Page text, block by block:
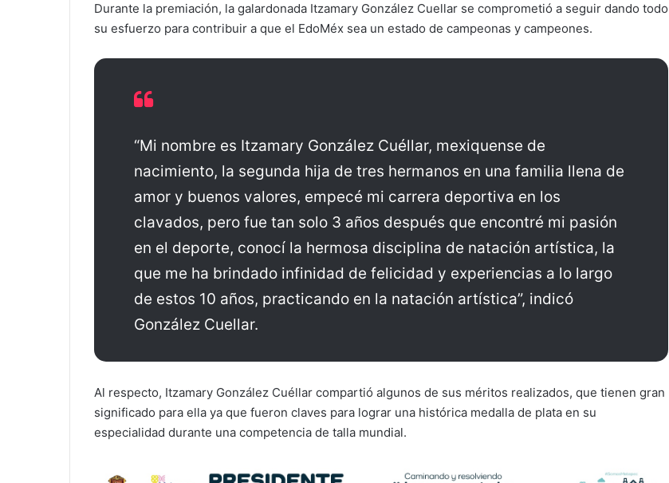
Durante la premiación, la galardonada Itzamary González Cuellar se comprometió a seguir dando todo
su esfuerzo para contribuir a que el EdoMéx sea un estado de campeonas y campeones.
“Mi nombre es Itzamary González Cuéllar, mexiquense de
nacimiento, la segunda hija de tres hermanos en una familia llena de
amor y buenos valores, empecé mi carrera deportiva en los
clavados, pero fue tan solo 3 años después que encontré mi pasión
en el deporte, conocí la hermosa disciplina de natación artística, la
que me ha brindado infinidad de felicidad y experiencias a lo largo
de estos 10 años, practicando en la natación artística”, indicó
González Cuellar.
Al respecto, Itzamary González Cuéllar compartió algunos de sus méritos realizados, que tienen gran
significado para ella ya que fueron claves para lograr una histórica medalla de plata en su
especialidad durante una competencia de talla mundial.